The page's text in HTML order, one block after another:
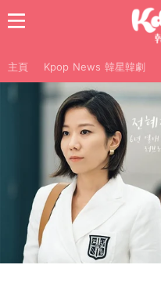
主頁 Kpop News 韓星韓劇